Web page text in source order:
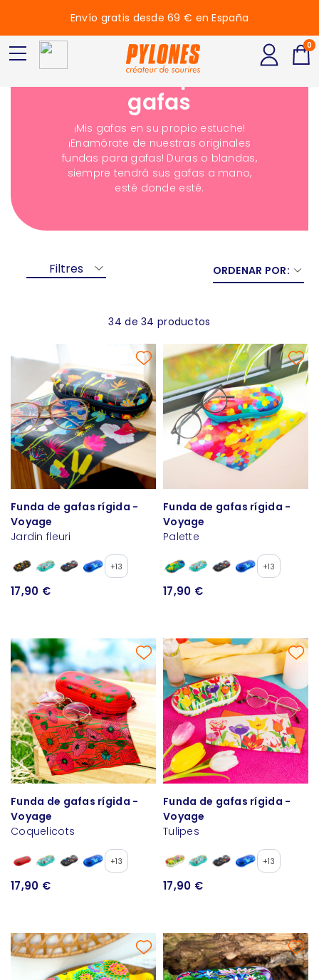
Estuche para
gafas
¡Mis gafas en su propio estuche!
¡Enamórate de nuestras originales
fundas para gafas! Duras o blandas,
siempre tendrá sus gafas a mano,
esté donde esté.
Filtres ORDENAR POR:
34 de 34 productos
Funda de gafas rígida -
Voyage
Jardin fleuri
+13
17,90 €
Funda de gafas rígida -
Voyage
Palette
+13
17,90 €
Funda de gafas rígida -
Voyage
Coquelicots
+13
17,90 €
Funda de gafas rígida -
Voyage
Tulipes
+13
17,90 €
Envío gratis desde 69 € en España
0